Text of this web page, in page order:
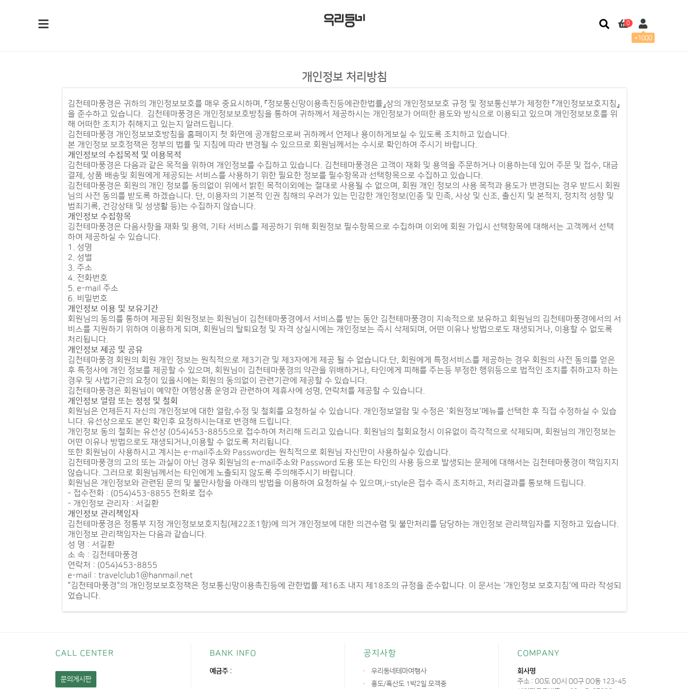
0
+1000
개인정보 처리방침
김천테마풍경은 귀하의 개인정보보호를 매우 중요시하며, 『정보통신망이용촉진등에관한법률』상의 개인정보보호 규정 및 정보통신부가 제정한 『개인정보보호지침』
을 준수하고 있습니다. 김천테마풍경은 개인정보보호방침을 통하여 귀하께서 제공하시는 개인정보가 어떠한 용도와 방식으로 이용되고 있으며 개인정보보호를 위
해 어떠한 조치가 취해지고 있는지 알려드립니다.
김천테마풍경 개인정보보호방침을 홈페이지 첫 화면에 공개함으로써 귀하께서 언제나 용이하게보실 수 있도록 조치하고 있습니다.
본 개인정보 보호정책은 정부의 법률 및 지침에 따라 변경될 수 있으므로 회원님께서는 수시로 확인하여 주시기 바랍니다.
개인정보의 수집목적 및 이용목적
김천테마풍경은 다음과 같은 목적을 위하여 개인정보를 수집하고 있습니다. 김천테마풍경은 고객이 재화 및 용역을 주문하거나 이용하는데 있어 주문 및 접수, 대금
결제, 상품 배송및 회원에게 제공되는 서비스를 사용하기 위한 필요한 정보를 필수항목과 선택항목으로 수집하고 있습니다.
김천테마풍경은 회원의 개인 정보를 동의없이 위에서 밝힌 목적이외에는 절대로 사용될 수 없으며, 회원 개인 정보의 사용 목적과 용도가 변경되는 경우 받드시 회원
님의 사전 동의를 받도록 하겠습니다. 단, 이용자의 기본적 인권 침해의 우려가 있는 민감한 개인정보(인종 및 민족, 사상 및 신조, 출신지 및 본적지, 정치적 성향 및
범죄기록, 건강상태 및 성생활 등)는 수집하지 않습니다.
개인정보 수집항목
김천테마풍경은 다음사항을 재화 및 용역, 기타 서비스를 제공하기 위해 회원정보 필수항목으로 수집하며 이외에 회원 가입시 선택항목에 대해서는 고객께서 선택
하여 제공하실 수 있습니다.
1. 성명
2. 성별
3. 주소
4. 전화번호
5. e-mail 주소
6. 비밀번호
개인정보 이용 및 보유기간
회원님의 동의를 통하여 제공된 회원정보는 회원님이 김천테마풍경에서 서비스를 받는 동안 김천테마풍경이 지속적으로 보유하고 회원님의 김천테마풍경에서의 서
비스를 지원하기 위하여 이용하게 되며, 회원님의 탈퇴요청 및 자격 상실시에는 개인정보는 즉시 삭제되며, 어떤 이유나 방법으로도 재생되거나, 이용할 수 없도록
처리됩니다.
개인정보 제공 및 공유
김천테마풍경 회원의 회원 개인 정보는 원칙적으로 제3기관 및 제3자에게 제공 될 수 없습니다.단, 회원에게 특정서비스를 제공하는 경우 회원의 사전 동의를 얻은
후 특정사에 개인 정보를 제공할 수 있으며, 회원님이 김천테마풍경의 약관을 위배하거나, 타인에게 피해를 주는등 부정한 행위등으로 법적인 조치를 취하고자 하는
경우 및 사법기관의 요청이 있을시에는 회원의 동의없이 관련기관에 제공할 수 있습니다.
김천테마풍경은 회원님이 예약한 여행상품 운영과 관련하여 제휴사에 성명, 연락처를 제공할 수 있습니다.
개인정보 열람 또는 정정 및 철회
회원님은 언제든지 자신의 개인정보에 대한 열람,수정 및 철회를 요청하실 수 있습니다. 개인정보열람 및 수정은 '회원정보'메뉴를 선택한 후 직접 수정하실 수 있습
니다. 유선상으로도 본인 확인후 요청하시는대로 변경해 드립니다.
개인정보 동의 철회는 유선상 (054)453-8855으로 접수하여 처리해 드리고 있습니다. 회원님의 철회요청시 이유없이 즉각적으로 삭제되며, 회원님의 개인정보는
어떤 이유나 방법으로도 재생되거나,이용할 수 없도록 처리됩니다.
또한 회원님이 사용하시고 계시는 e-mail주소와 Password는 원칙적으로 회원님 자신만이 사용하실수 있습니다.
김천테마풍경의 고의 또는 과실이 아닌 경우 회원님의 e-mail주소와 Password 도용 또는 타인의 사용 등으로 발생되는 문제에 대해서는 김천테마풍경이 책임지지
않습니다. 그러므로 회원님께서는 타인에게 노출되지 않도록 주의해주시기 바랍니다.
회원님은 개인정보와 관련된 문의 및 불만사항을 아래의 방법을 이용하여 요청하실 수 있으며,i-style은 접수 즉시 조치하고, 처리결과를 통보해 드립니다.
- 접수전화 : (054)453-8855 전화로 접수
- 개인정보 관리자 : 서길환
개인정보 관리책임자
김천테마풍경은 정통부 지정 개인정보보호지침(제22조1항)에 의거 개인정보에 대한 의견수렴 및 불만처리를 담당하는 개인정보 관리책임자를 지정하고 있습니다.
개인정보 관리책임자는 다음과 같습니다.
성 명 : 서길환
소 속 : 김천테마풍경
연락처 : (054)453-8855
e-mail : travelclub1@hanmail.net
"김천테마풍경"의 개인정보보호정책은 정보통신망이용촉진등에 관한법률 제16조 내지 제18조의 규정을 준수합니다. 이 문서는 '개인정보 보호지침'에 따라 작성되
었습니다.
CALL CENTER
문의게시판
BANK INFO
예금주 :
공지사항
우리동네테마여행사
홍도/흑산도 1박2일 모객중
COMPANY
회사명
주소 : OO도 OO시 OO구 OO동 123-45